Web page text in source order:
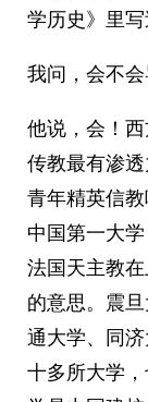
学历史》里
我问，会不
他说，会！
传教最有渗
青年精英信
中国第一大
法国天主教
的意思。震
通大学、同
十多所大学